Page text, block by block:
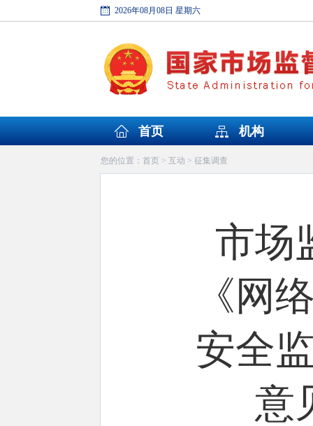
2026年08月08日 星期六
首页 机构
您的位置： 首页> 互动 > 征集调查
市场
《网
安全
意